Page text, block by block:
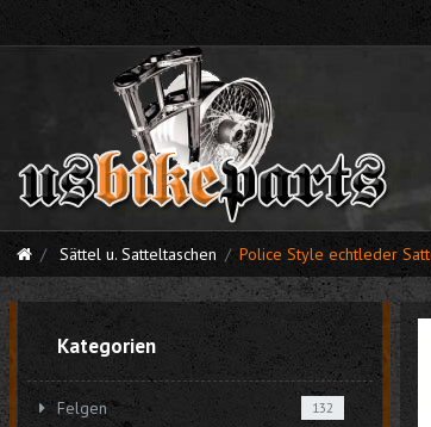
Sättel u. Satteltaschen Police Style echtleder
Kategorien
Felgen 132